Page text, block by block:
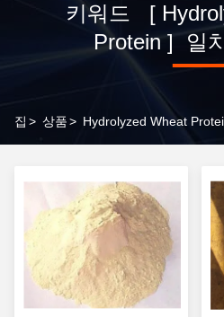
키워드 [
Protein ] 일
집 > 상품> Hydrolyzed Wheat